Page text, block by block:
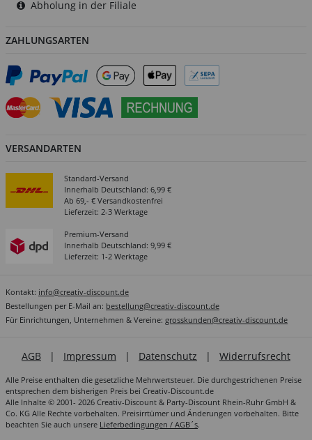
Abholung in der Filiale
ZAHLUNGSARTEN
VERSANDARTEN
Standard-Versand
Innerhalb Deutschland: 6,99 €
Ab 69,- € Versandkostenfrei
Lieferzeit: 2-3 Werktage
Premium-Versand
Innerhalb Deutschland: 9,99 €
Lieferzeit: 1-2 Werktage
Kontakt: info@creativ-discount.de
Bestellungen per E-Mail an: bestellung@creativ-discount.de
Für Einrichtungen, Unternehmen & Vereine: grosskunden@creativ-discount.de
AGB | Impressum | Datenschutz | Widerrufsrecht
Alle Preise enthalten die gesetzliche Mehrwertsteuer. Die durchgestrichenen Preise
entsprechen dem bisherigen Preis bei Creativ-Discount.de
Alle Inhalte © 2001- 2026 Creativ-Discount & Party-Discount Rhein-Ruhr GmbH &
Co. KG Alle Rechte vorbehalten. Preisirrtümer und Änderungen vorbehalten. Bitte
beachten Sie auch unsere Lieferbedingungen / AGB´s.